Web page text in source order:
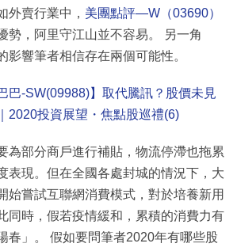
外賣行業中， 美團點評—W（03690）
勢，阿里守江山並不容易。 另一角
影響筆者相信存在兩個可能性。
巴-SW(09988)】取代騰訊？股價未見
2020投資展望・焦點股巡禮(6)
為部分商戶進行補貼，物流停滯也拖累
表現。但在全國各處封城的情況下，大
始嘗試互聯網消費模式，對於培養新用
同時，假若疫情緩和，累積的消費力有
春」。 假如要問筆者2020年有哪些股